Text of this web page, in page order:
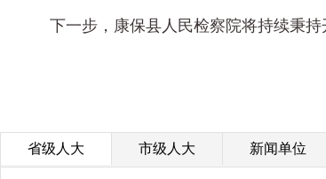
下一步，康保县人民检察院将持续秉
省级人大 市级人大 新闻单位